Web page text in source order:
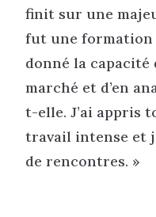
finit sur une
fut une formation
donné la capacité
marché et d’en
t-elle. J’ai appris
travail intense et
de rencontres. »